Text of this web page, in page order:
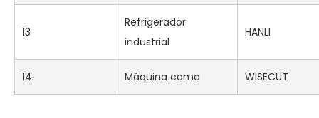
13
Refrigerador
industrial
HANLI
14 Máquina cama WISECUT